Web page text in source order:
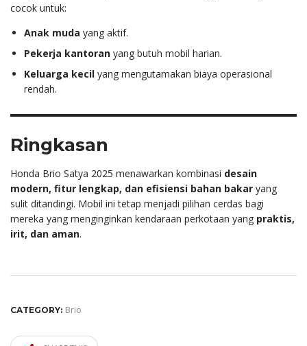
cocok untuk:
Anak muda yang aktif.
Pekerja kantoran yang butuh mobil harian.
Keluarga kecil yang mengutamakan biaya operasional
rendah.
Ringkasan
Honda Brio Satya 2025 menawarkan kombinasi desain
modern, fitur lengkap, dan efisiensi bahan bakar yang
sulit ditandingi. Mobil ini tetap menjadi pilihan cerdas bagi
mereka yang menginginkan kendaraan perkotaan yang praktis,
irit, dan aman.
CATEGORY: Brio